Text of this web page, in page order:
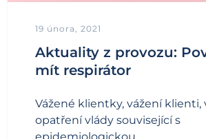
19 února, 2021
Aktuality z provozu:
mít respirátor
Vážené klientky, vážení klienti,
opatření vlády související s